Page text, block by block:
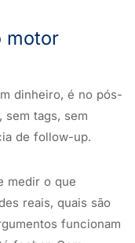
motor
dinheiro, é no pós-
sem tags, sem
de follow-up.
medir o que
reais, quais são
funcionam